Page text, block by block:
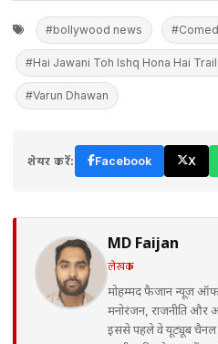
#bollywood news
#Hai Jawani Toh Ishq Hona Hai
#Varun Dhawan
शेयर करें: Facebook X
MD Faijan
लेखक
मोहम्मद फैजान न्यूज़
मनोरंजन, राजनीति और
इससे पहले वे यूट्यूब चैनल